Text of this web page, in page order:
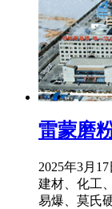
雷蒙磨
2025年3月
建材、化工
易爆、莫氏